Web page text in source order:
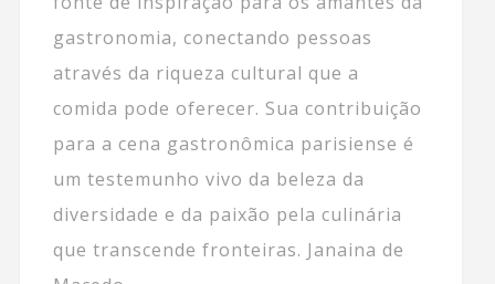
gastronomia, conectando pessoas
através da riqueza cultural que a
comida pode oferecer. Sua contribuição
para a cena gastronômica parisiense é
um testemunho vivo da beleza da
diversidade e da paixão pela culinária
que transcende fronteiras. Janaina de